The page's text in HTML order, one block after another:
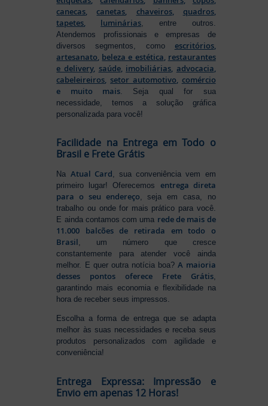
canecas,canetas, chaveiros, quadros,
tapetes, luminárias , entre outros.
Atendemos profissionais e empresas de
diversos segmentos, como escritórios,
artesanato, beleza e estética, restaurantes
e delivery, saúde, imobiliárias, advocacia,
cabeleireiros, setor automotivo, comércio
e muito mais . Seja qual for sua
necessidade, temos a solução gráfica
personalizada para você!
Facilidade na Entrega em Todo o
Brasil e Frete Grátis
Na Atual Card, sua conveniência vem em
primeiro lugar! Oferecemos entrega direta
para o seu endereço, seja em casa, no
trabalho ou onde for mais prático para você.
E ainda contamos com uma rede de mais de
11.000 balcões de retirada em todo o
Brasil, um número que cresce
constantemente para atender você ainda
melhor. E quer outra notícia boa?A maioria
desses pontos oferece Frete Grátis,
garantindo mais economia e flexibilidade na
hora de receber seus impressos.
Escolha a forma de entrega que se adapta
melhor às suas necessidades e receba seus
produtos personalizados com agilidade e
conveniência!
Entrega Expressa: Impressão e
Envio em apenas 12 Horas!